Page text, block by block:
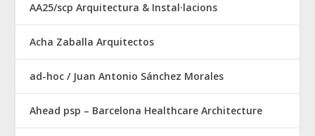
AA25/scp Arquitectura & Instal·lacions
Acha Zaballa Arquitectos
ad-hoc / Juan Antonio Sánchez Morales
Ahead psp – Barcelona Healthcare Architecture